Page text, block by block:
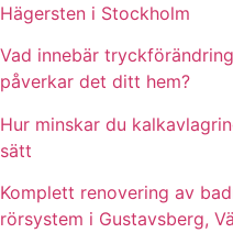
Hägersten i Stockholm
Vad innebär
påverkar det ditt hem?
Hur minskar du
sätt
Komplett renovering av
rörsystem i Gustavsberg,